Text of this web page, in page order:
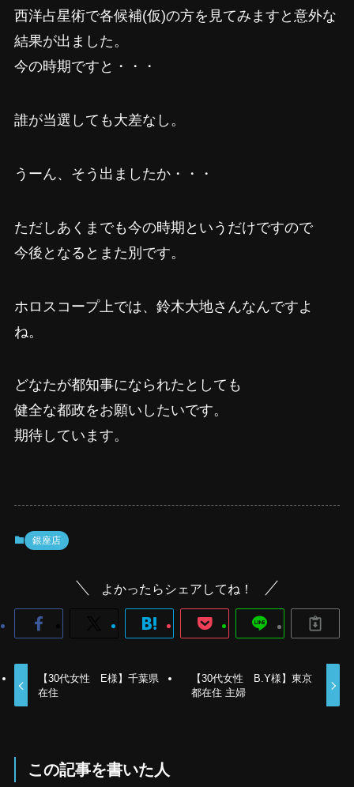
西洋占星術で各候補(仮)の方を見てみますと意外な
結果が出ました。
今の時期ですと・・・
誰が当選しても大差なし。
うーん、そう出ましたか・・・
ただしあくまでも今の時期というだけですので
今後となるとまた別です。
ホロスコープ上では、鈴木大地さんなんですよ
ね。
どなたが都知事になられたとしても
健全な都政をお願いしたいです。
期待しています。
銀座店
よかったらシェアしてね！
【30代女性 E様】千葉県
在住
【30代女性 B.Y様】東京
都在住 主婦
この記事を書いた人